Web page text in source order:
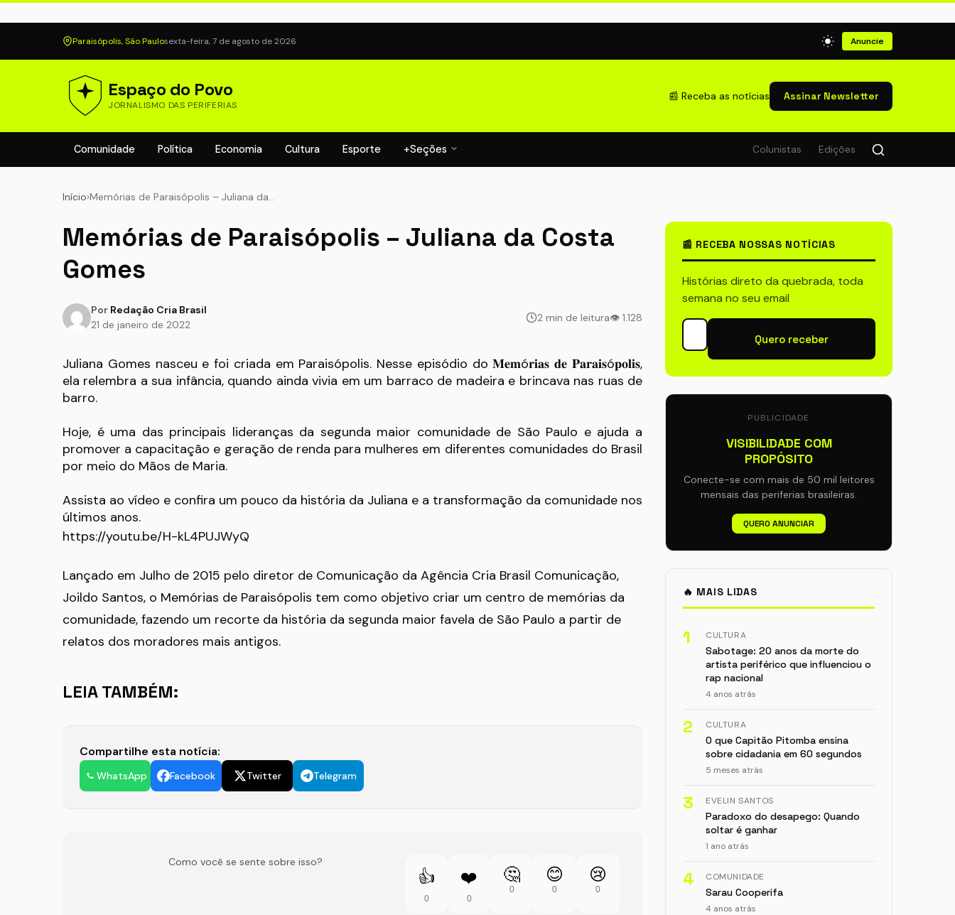
Paraisópolis, São Paulosexta-feira, 7 de agosto de 2026 Anuncie
Espaço do Povo
JORNALISMO DAS PERIFERIAS
📰 Receba as notícias Assinar Newsletter
Comunidade Política Economia Cultura Esporte +Seções Colunistas Edições
Início›Memórias de Paraisópolis – Juliana da…
Memórias de Paraisópolis – Juliana da Costa
Gomes
Por Redação Cria Brasil
21 de janeiro de 2022
2 min de leitura👁 1.128
Juliana Gomes nasceu e foi criada em Paraisópolis. Nesse episódio do 𝐌𝐞𝐦ó𝐫𝐢𝐚𝐬 𝐝𝐞 𝐏𝐚𝐫𝐚𝐢𝐬ó𝐩𝐨𝐥𝐢𝐬,
ela relembra a sua infância, quando ainda vivia em um barraco de madeira e brincava nas ruas de
barro.
Hoje, é uma das principais lideranças da segunda maior comunidade de São Paulo e ajuda a
promover a capacitação e geração de renda para mulheres em diferentes comunidades do Brasil
por meio do Mãos de Maria.
Assista ao vídeo e confira um pouco da história da Juliana e a transformação da comunidade nos
últimos anos.
https://youtu.be/H-kL4PUJWyQ
Lançado em Julho de 2015 pelo diretor de Comunicação da Agência Cria Brasil Comunicação,
Joildo Santos, o Memórias de Paraisópolis tem como objetivo criar um centro de memórias da
comunidade, fazendo um recorte da história da segunda maior favela de São Paulo a partir de
relatos dos moradores mais antigos.
LEIA TAMBÉM:
Compartilhe esta notícia:
WhatsApp Facebook Twitter Telegram
Como você se sente sobre isso?
👍
0
❤️
0
🤔
0
😊
0
😢
0
📰 RECEBA NOSSAS NOTÍCIAS
Histórias direto da quebrada, toda
semana no seu email
Quero receber
PUBLICIDADE
VISIBILIDADE COM
PROPÓSITO
Conecte-se com mais de 50 mil leitores
mensais das periferias brasileiras.
QUERO ANUNCIAR
🔥 MAIS LIDAS
1 CULTURA
Sabotage: 20 anos da morte do
artista periférico que influenciou o
rap nacional
4 anos atrás
2 CULTURA
O que Capitão Pitomba ensina
sobre cidadania em 60 segundos
5 meses atrás
3 EVELIN SANTOS
Paradoxo do desapego: Quando
soltar é ganhar
1 ano atrás
4 COMUNIDADE
Sarau Cooperifa
4 anos atrás